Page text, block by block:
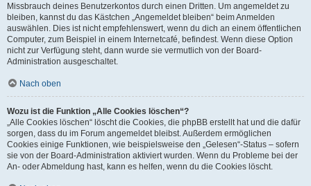
Missbrauch deines Benutzerkontos durch einen Dritten. Um angemeldet zu
bleiben, kannst du das Kästchen „Angemeldet bleiben“ beim Anmelden
auswählen. Dies ist nicht empfehlenswert, wenn du dich an einem öffentlichen
Computer, zum Beispiel in einem Internetcafé, befindest. Wenn diese Option
nicht zur Verfügung steht, dann wurde sie vermutlich von der Board-
Administration ausgeschaltet.
Nach oben
Wozu ist die Funktion „Alle Cookies löschen“?
„Alle Cookies löschen“ löscht die Cookies, die phpBB erstellt hat und die dafür
sorgen, dass du im Forum angemeldet bleibst. Außerdem ermöglichen
Cookies einige Funktionen, wie beispielsweise den „Gelesen“-Status – sofern
sie von der Board-Administration aktiviert wurden. Wenn du Probleme bei der
An- oder Abmeldung hast, kann es helfen, wenn du die Cookies löscht.